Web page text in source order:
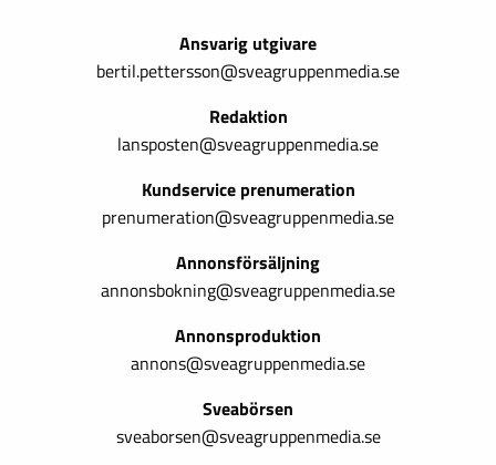
Ansvarig utgivare
bertil.pettersson@sveagruppenmedia.se
Redaktion
lansposten@sveagruppenmedia.se
Kundservice prenumeration
prenumeration@sveagruppenmedia.se
Annonsförsäljning
annonsbokning@sveagruppenmedia.se
Annonsproduktion
annons@sveagruppenmedia.se
Sveabörsen
sveaborsen@sveagruppenmedia.se